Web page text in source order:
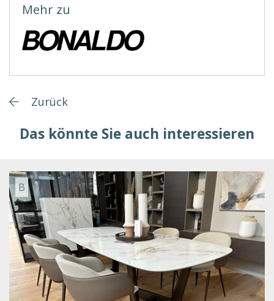
Mehr zu
Zurück
Das könnte Sie auch interessieren
B